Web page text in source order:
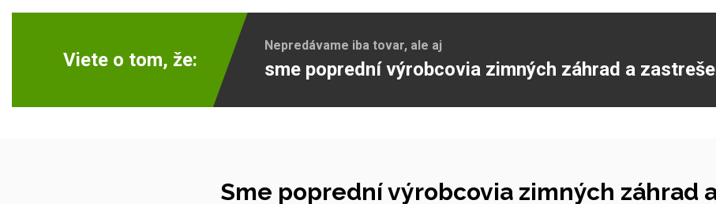
Viete o tom, že:
Nepredávame iba tovar, ale aj
sme poprední výrobcovia zimných záhrad a
Sme poprední výrobcovia zimných záhrad